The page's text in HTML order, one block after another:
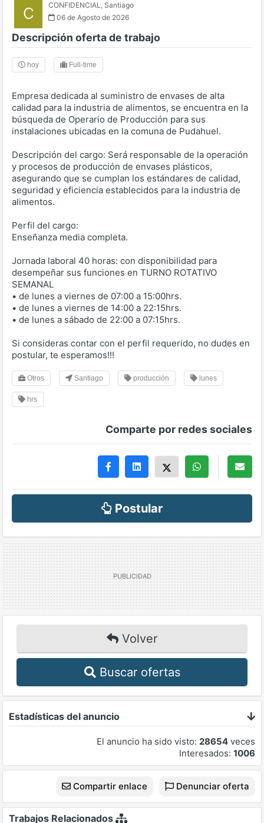
C CONFIDENCIAL, Santiago
06 de Agosto de 2026
Descripción oferta de trabajo
hoy Full-time
Empresa dedicada al suministro de envases de alta
calidad para la industria de alimentos, se encuentra en la
búsqueda de Operario de Producción para sus
instalaciones ubicadas en la comuna de Pudahuel.
Descripción del cargo: Será responsable de la operación
y procesos de producción de envases plásticos,
asegurando que se cumplan los estándares de calidad,
seguridad y eficiencia establecidos para la industria de
alimentos.
Perfil del cargo:
Enseñanza media completa.
Jornada laboral 40 horas: con disponibilidad para
desempeñar sus funciones en TURNO ROTATIVO
SEMANAL
• de lunes a viernes de 07:00 a 15:00hrs.
• de lunes a viernes de 14:00 a 22:15hrs.
• de lunes a sábado de 22:00 a 07:15hrs.
Si consideras contar con el perfil requerido, no dudes en
postular, te esperamos!!!
Otros Santiago producción lunes
hrs
Comparte por redes sociales
Postular
Volver
Buscar ofertas
Estadísticas del anuncio
El anuncio ha sido visto: 28654 veces
Interesados: 1006
Compartir enlace Denunciar oferta
Trabajos Relacionados